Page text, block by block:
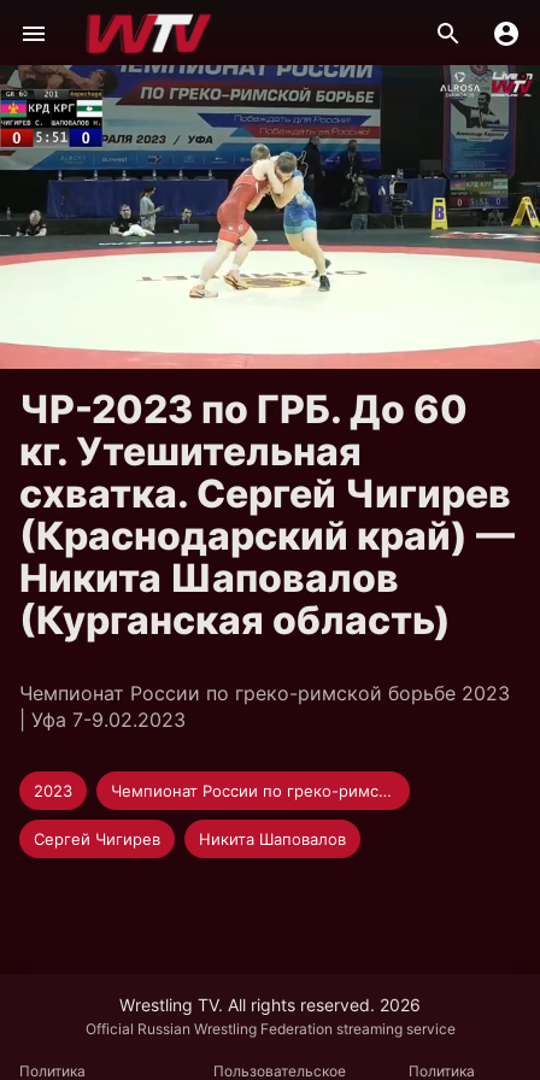
ЧР-2023 по ГРБ. До 60
кг. Утешительная
схватка. Сергей Чигирев
(Краснодарский край) —
Никита Шаповалов
(Курганская область)
Чемпионат России по греко-римской борьбе 2023
| Уфа 7-9.02.2023
2023 Чемпионат России по греко-римской борьбе
Сергей Чигирев Никита Шаповалов
Wrestling TV. All rights reserved. 2026
Official Russian Wrestling Federation streaming service
Политика Пользовательское Политика